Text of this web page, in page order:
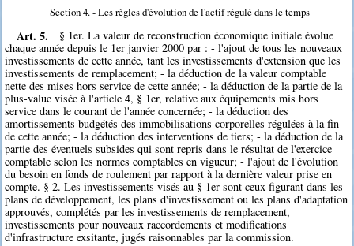
Section 4. - Les règles d'évolution de l'actif régulé dans le temps
Art. 5.
§ 1er. La valeur de reconstruction économique initiale évolue
chaque année depuis le 1er janvier 2000 par : - l'ajout de tous les nouveaux
investissements de cette année, tant les investissements d'extension que les
investissements de remplacement; - la déduction de la valeur comptable
nette des mises hors service de cette année; - la déduction de la partie de la
plus-value visée à l'article 4, § 1er, relative aux équipements mis hors
service dans le courant de l'année concernée; - la déduction des
amortissements budgétés des immobilisations corporelles régulées à la fin
de cette année; - la déduction des interventions de tiers; - la déduction de la
partie des éventuels subsides qui sont repris dans le résultat de l'exercice
comptable selon les normes comptables en vigueur; - l'ajout de l'évolution
du besoin en fonds de roulement par rapport à la dernière valeur prise en
compte. § 2. Les investissements visés au § 1er sont ceux figurant dans les
plans de développement, les plans d'investissement ou les plans d'adaptation
approuvés, complétés par les investissements de remplacement,
investissements pour nouveaux raccordements et modifications
d'infrastructure exsitante, jugés raisonnables par la commission.